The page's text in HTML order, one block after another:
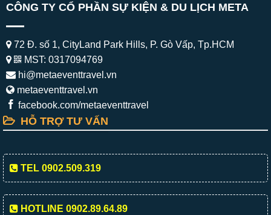
CÔNG TY CỔ PHẦN SỰ KIỆN & DU LỊCH META
72 Đ. số 1, CityLand Park Hills, P. Gò Vấp, Tp.HCM
MST: 0317094769
hi@metaeventtravel.vn
metaeventtravel.vn
facebook.com/metaeventtravel
HỖ TRỢ TƯ VẤN
TEL 0902.509.319
HOTLINE 0902.89.64.89